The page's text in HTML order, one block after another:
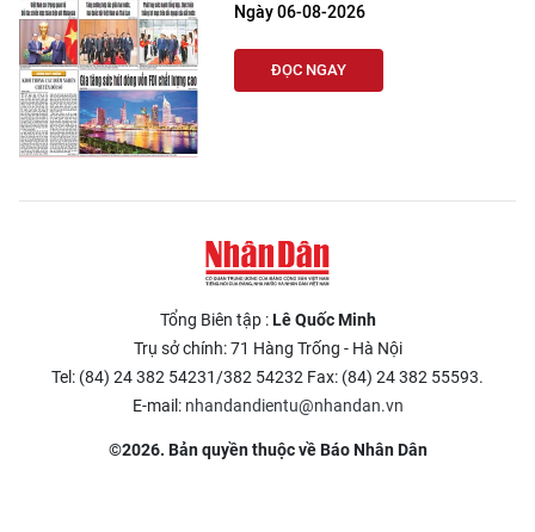
Ngày 06-08-2026
ĐỌC NGAY
Tổng Biên tập :Lê Quốc Minh
Trụ sở chính: 71 Hàng Trống - Hà Nội
Tel: (84) 24 382 54231/382 54232 Fax: (84) 24 382 55593.
E-mail: nhandandientu@nhandan.vn
©2026. Bản quyền thuộc về Báo Nhân Dân